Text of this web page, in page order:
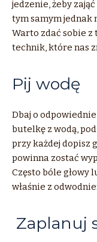
jedzenie, żeby
tym samym jednak
Warto zdać sobie z
technik, które nas
Pij wodę
Dbaj o
butelkę z wodą,
przy każdej dopisz
powinna zostać
Często bóle głowy
właśnie z
Zaplanuj